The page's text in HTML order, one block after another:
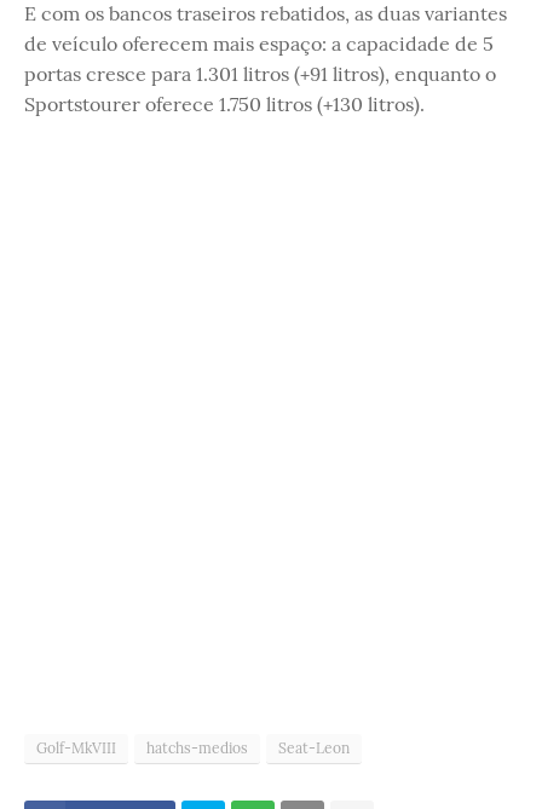
E com os bancos traseiros rebatidos, as duas variantes
de veículo oferecem mais espaço: a capacidade de 5
portas cresce para 1.301 litros (+91 litros), enquanto o
Sportstourer oferece 1.750 litros (+130 litros).
Golf-MkVIII hatchs-medios Seat-Leon